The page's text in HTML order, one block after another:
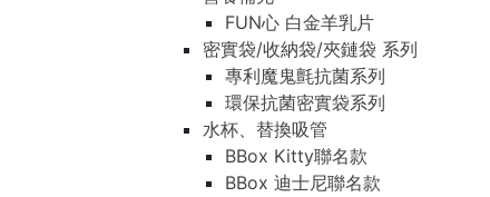
FUN心 白金羊乳片
密實袋/收納袋/夾鏈袋 系列
專利魔鬼氈抗菌系列
環保抗菌密實袋系列
水杯、替換吸管
BBox Kitty聯名款
BBox 迪士尼聯名款